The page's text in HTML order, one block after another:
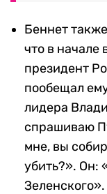
Беннет также
что в начале
президент
пообещал
лидера
спрашиваю
мне, вы
убить?». Он: